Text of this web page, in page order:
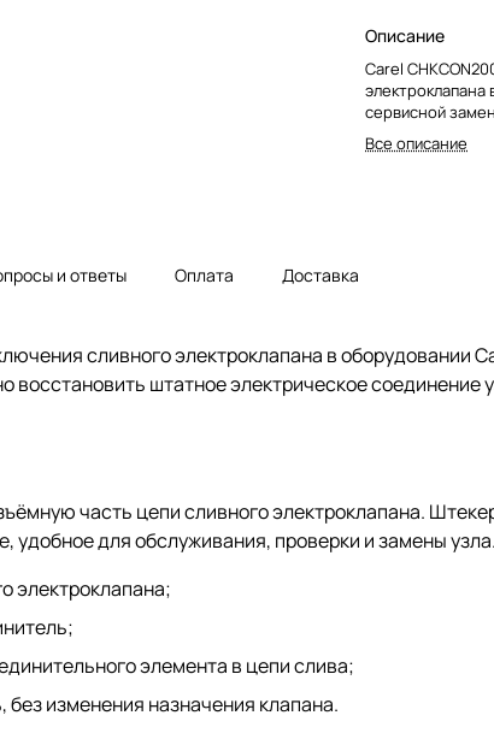
Описание
Carel
сервисной
Все описание
и ответы Оплата Доставка
сливного электроклапана в оборудовании
восстановить штатное электрическое соединение
часть цепи сливного электроклапана.
удобное для обслуживания, проверки и замены узла.
электроклапана;
элемента в цепи слива;
без изменения назначения клапана.